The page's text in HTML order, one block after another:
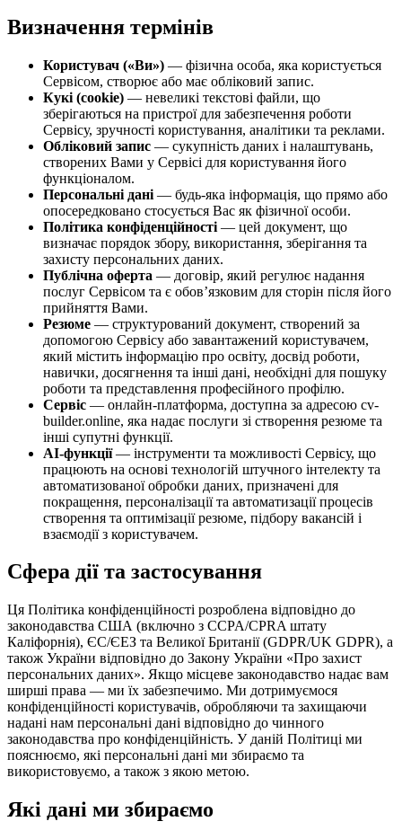
Визначення термінів
Користувач («Ви») — фізична особа, яка користується
Сервісом, створює або має обліковий запис.
Кукі (cookie) — невеликі текстові файли, що
зберігаються на пристрої для забезпечення роботи
Сервісу, зручності користування, аналітики та реклами.
Обліковий запис — сукупність даних і налаштувань,
створених Вами у Сервісі для користування його
функціоналом.
Персональні дані — будь-яка інформація, що прямо або
опосередковано стосується Вас як фізичної особи.
Політика конфіденційності — цей документ, що
визначає порядок збору, використання, зберігання та
захисту персональних даних.
Публічна оферта — договір, який регулює надання
послуг Сервісом та є обов’язковим для сторін після його
прийняття Вами.
Резюме — структурований документ, створений за
допомогою Сервісу або завантажений користувачем,
який містить інформацію про освіту, досвід роботи,
навички, досягнення та інші дані, необхідні для пошуку
роботи та представлення професійного профілю.
Сервіс — онлайн-платформа, доступна за адресою cv-
builder.online, яка надає послуги зі створення резюме та
інші супутні функції.
AI-функції— інструменти та можливості Сервісу, що
працюють на основі технологій штучного інтелекту та
автоматизованої обробки даних, призначені для
покращення, персоналізації та автоматизації процесів
створення та оптимізації резюме, підбору вакансій і
взаємодії з користувачем.
Сфера дії та застосування
Ця Політика конфіденційності розроблена відповідно до
законодавства США (включно з CCPA/CPRA штату
Каліфорнія), ЄС/ЄЕЗ та Великої Британії (GDPR/UK GDPR), а
також України відповідно до Закону України «Про захист
персональних даних». Якщо місцеве законодавство надає вам
ширші права — ми їх забезпечимо. Ми дотримуємося
конфіденційності користувачів, обробляючи та захищаючи
надані нам персональні дані відповідно до чинного
законодавства про конфіденційність. У даній Політиці ми
пояснюємо, які персональні дані ми збираємо та
використовуємо, а також з якою метою.
Які дані ми збираємо